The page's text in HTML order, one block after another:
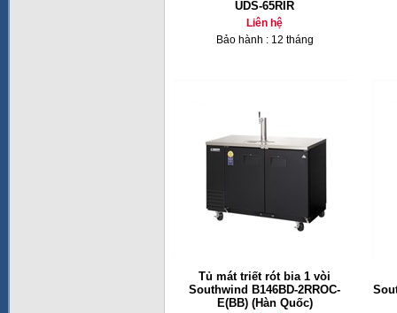
UDS-65RIR
Liên hệ
Bảo hành : 12 tháng
Tủ mát triết rót bia 1 vòi
Southwind B146BD-2RROC-
E(BB) (Hàn Quốc)